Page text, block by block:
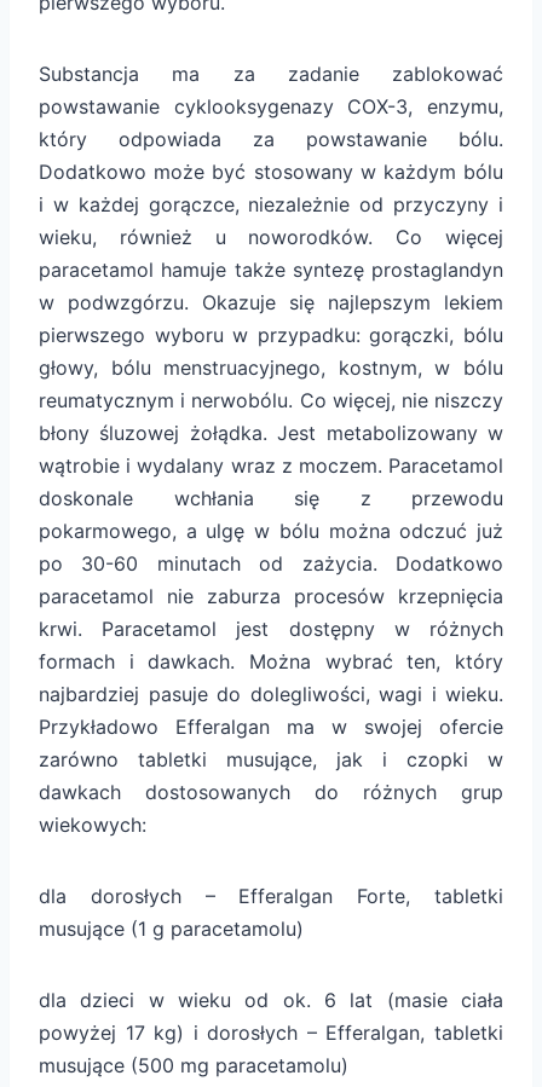
Substancja ma za zadanie zablokować
powstawanie cyklooksygenazy COX-3, enzymu,
który odpowiada za powstawanie bólu.
Dodatkowo może być stosowany w każdym bólu
i w każdej gorączce, niezależnie od przyczyny i
wieku, również u noworodków. Co więcej
paracetamol hamuje także syntezę prostaglandyn
w podwzgórzu. Okazuje się najlepszym lekiem
pierwszego wyboru w przypadku: gorączki, bólu
głowy, bólu menstruacyjnego, kostnym, w bólu
reumatycznym i nerwobólu. Co więcej, nie niszczy
błony śluzowej żołądka. Jest metabolizowany w
wątrobie i wydalany wraz z moczem. Paracetamol
doskonale wchłania się z przewodu
pokarmowego, a ulgę w bólu można odczuć już
po 30-60 minutach od zażycia. Dodatkowo
paracetamol nie zaburza procesów krzepnięcia
krwi. Paracetamol jest dostępny w różnych
formach i dawkach. Można wybrać ten, który
najbardziej pasuje do dolegliwości, wagi i wieku.
Przykładowo Efferalgan ma w swojej ofercie
zarówno tabletki musujące, jak i czopki w
dawkach dostosowanych do różnych grup
wiekowych:
dla dorosłych – Efferalgan Forte, tabletki
musujące (1 g paracetamolu)
dla dzieci w wieku od ok. 6 lat (masie ciała
powyżej 17 kg) i dorosłych – Efferalgan, tabletki
musujące (500 mg paracetamolu)